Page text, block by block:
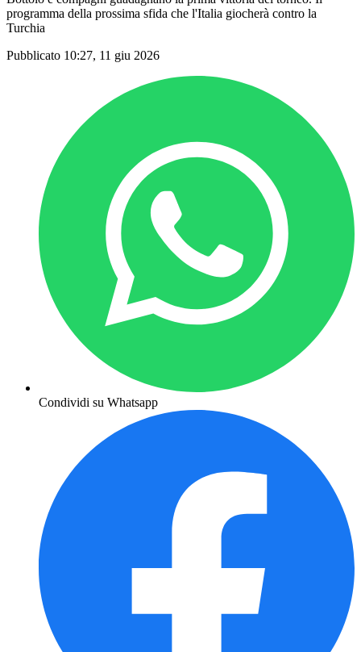
programma della prossima sfida che l'Italia giocherà contro la
Turchia
Pubblicato 10:27, 11 giu 2026
Condividi su Whatsapp